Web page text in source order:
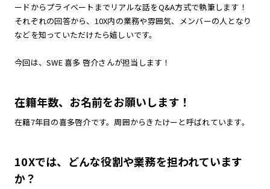
ードからプライベートまでリアルな話をQ&A方式で執筆します！
それぞれの回答から、10X内の業務や雰囲気、メンバーの人となり
などを知っていただけたら嬉しいです。
今回は、SWE 喜多 啓介さんが担当します！
在籍年数、お名前をお願いします！
在籍7年目の喜多啓介です。周囲からきたけーと呼ばれています。
10Xでは、どんな役割や業務を担われています
か？